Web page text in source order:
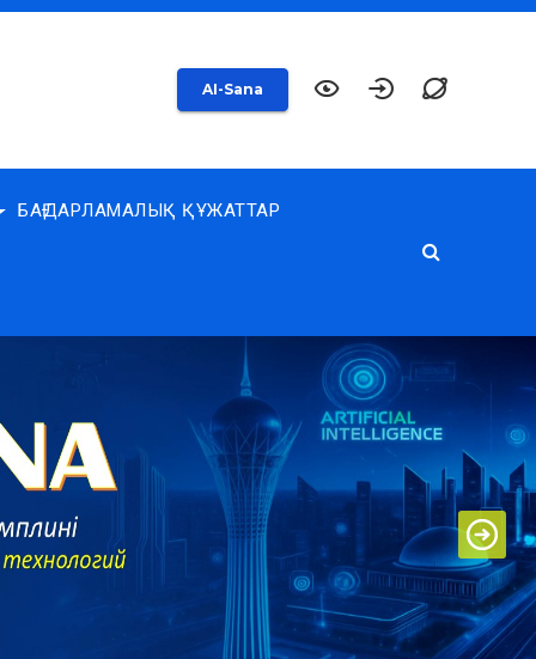
AI-Sana
БАҒДАРЛАМАЛЫҚ ҚҰЖАТТАР